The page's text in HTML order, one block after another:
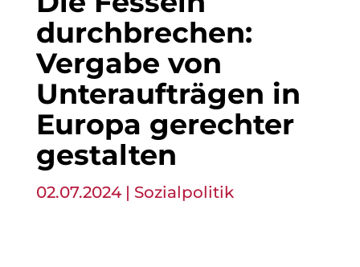
durchbrechen:
Vergabe von
Unteraufträgen in
Europa gerechter
gestalten
02.07.2024| Sozialpolitik